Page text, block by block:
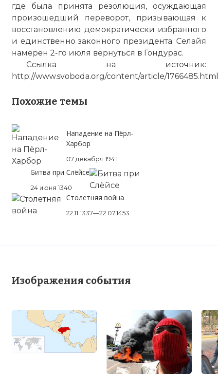
где была принята резолюция, осуждающая
произошедший переворот, призывающая к
восстановлению демократически избранного
и единственно законного президента. Селайя
намерен 2-го июля вернуться в Гондурас.
Ссылка на источник:
http://www.svoboda.org/content/article/1766485.html
Похожие темы
Нападение на Пёрл-
Харбор
07 декабря 1941
Битва при Слёйсе
24 июня 1340
Столетняя война
22.11.1337—22.07.1453
Изображения события